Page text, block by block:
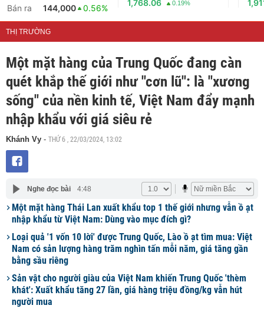
Bán ra
144,000 0.56%
1,768.06 0.19%
THỊ TRƯỜNG
Một mặt hàng của Trung Quốc đang càn
quét khắp thế giới như "cơn lũ": là "xương
sống" của nền kinh tế, Việt Nam đẩy mạnh
nhập khẩu với giá siêu rẻ
Khánh Vy - THỨ 6 , 22/03/2024, 13:02
Nghe đọc bài 4:48
Một mặt hàng Thái Lan xuất khẩu top 1 thế giới nhưng vẫn ồ ạt
nhập khẩu từ Việt Nam: Dùng vào mục đích gì?
Loại quả '1 vốn 10 lời' được Trung Quốc, Lào ồ ạt tìm mua: Việt
Nam có sản lượng hàng trăm nghìn tấn mỗi năm, giá tăng gần
bằng sầu riêng
Sản vật cho người giàu của Việt Nam khiến Trung Quốc 'thèm
khát': Xuất khẩu tăng 27 lần, giá hàng triệu đồng/kg vẫn hút
người mua